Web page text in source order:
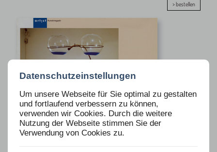
Datenschutzeinstellungen
Um unsere Webseite für Sie optimal zu gestalten
und fortlaufend verbessern zu können,
verwenden wir Cookies. Durch die weitere
Nutzung der Webseite stimmen Sie der
Verwendung von Cookies zu.
> bestellen